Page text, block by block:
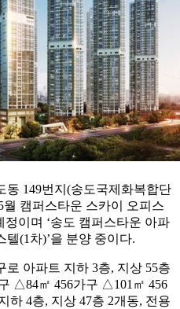
동 149번지(송도국제화복합단
월 캠퍼스타운 스카이 오피스
정이며 ‘송도 캠퍼스타운 아파
(1차)’을 분양 중이다.
로 아파트 지하 3층, 지상 55층
△84㎡ 456가구 △101㎡ 456
하 4층, 지상 47층 2개동, 전용